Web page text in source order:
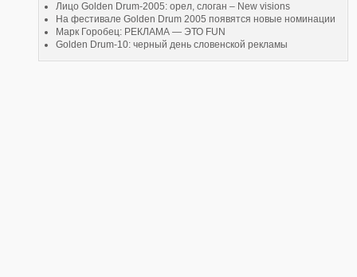
Лицо Golden Drum-2005: орел, слоган – New visions
На фестивале Golden Drum 2005 появятся новые номинации
Марк Горобец: РЕКЛАМА — ЭТО FUN
Golden Drum-10: черный день словенской рекламы